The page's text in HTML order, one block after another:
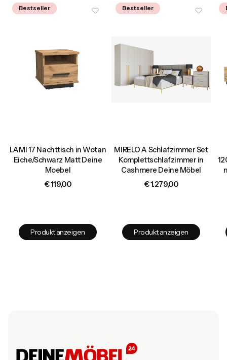
Bestseller
LAMI 17 Nachttisch in Wotan
Eiche/Schwarz Matt Deine
Moebel
Preis
€ 119,00
Produkt anzeigen
Bestseller
MIRELO A Schlafzimmer Set
Komplettschlafzimmer in
Cashmere Deine Möbel
Preis
€ 1.279,00
Produkt anzeigen